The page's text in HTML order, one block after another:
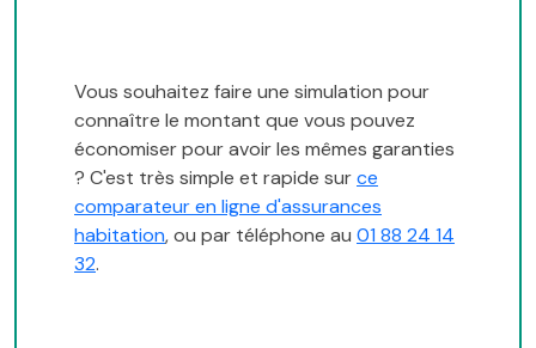
Vous souhaitez faire une simulation pour
connaître le montant que vous pouvez
économiser pour avoir les mêmes garanties
? C'est très simple et rapide surce
comparateur en ligne d'assurances
habitation, ou par téléphone au 01 88 24 14
32.